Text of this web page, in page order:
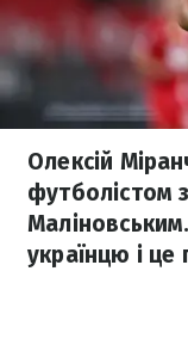
Олексій
футболістом
українцю і це